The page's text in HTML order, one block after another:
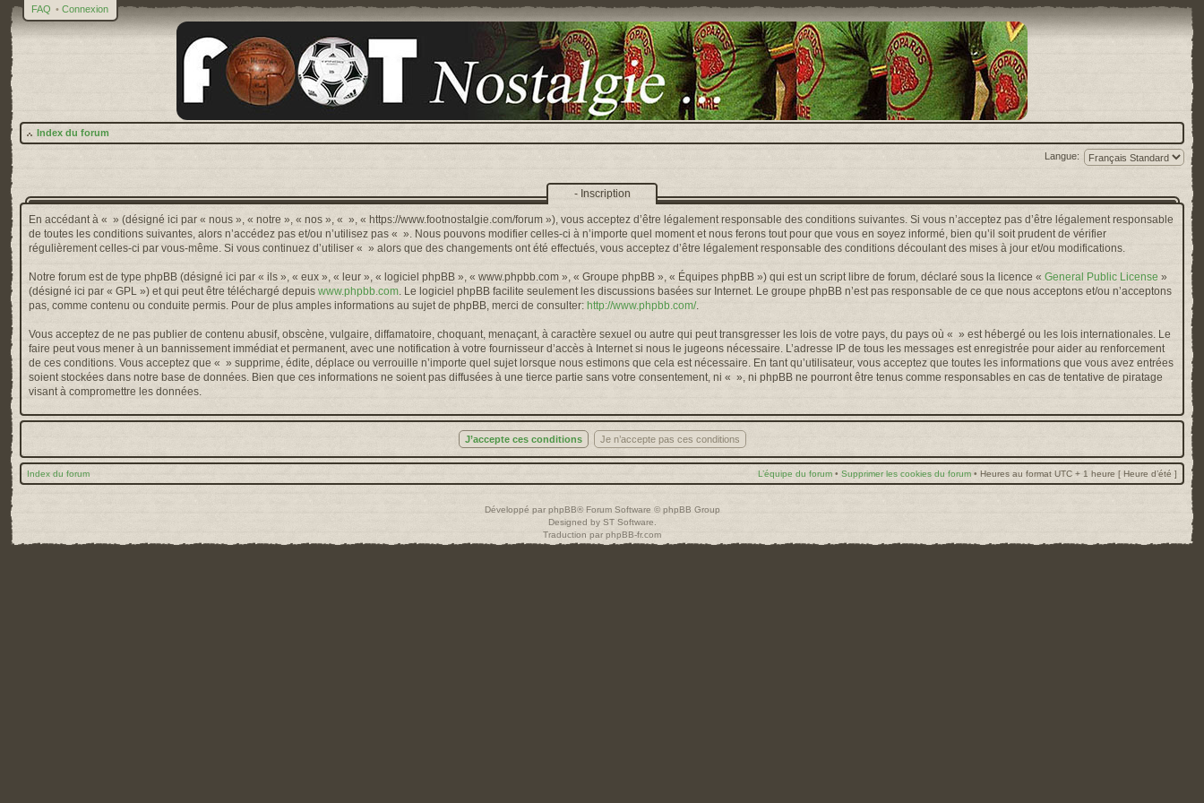
FAQ • Connexion
Index du forum
Langue:
- Inscription
En accédant à « » (désigné ici par « nous », « notre », « nos », « », « https://www.footnostalgie.com/forum »), vous acceptez d’être légalement responsable des conditions suivantes. Si vous n’acceptez pas d’être légalement responsable
de toutes les conditions suivantes, alors n’accédez pas et/ou n’utilisez pas « ». Nous pouvons modifier celles-ci à n’importe quel moment et nous ferons tout pour que vous en soyez informé, bien qu’il soit prudent de vérifier
régulièrement celles-ci par vous-même. Si vous continuez d’utiliser « » alors que des changements ont été effectués, vous acceptez d’être légalement responsable des conditions découlant des mises à jour et/ou modifications.
Notre forum est de type phpBB (désigné ici par « ils », « eux », « leur », « logiciel phpBB », « www.phpbb.com », « Groupe phpBB », « Équipes phpBB ») qui est un script libre de forum, déclaré sous la licence « General Public License »
(désigné ici par « GPL ») et qui peut être téléchargé depuis www.phpbb.com . Le logiciel phpBB facilite seulement les discussions basées sur Internet. Le groupe phpBB n’est pas responsable de ce que nous acceptons et/ou n’acceptons
pas, comme contenu ou conduite permis. Pour de plus amples informations au sujet de phpBB, merci de consulter: http://www.phpbb.com/.
Vous acceptez de ne pas publier de contenu abusif, obscène, vulgaire, diffamatoire, choquant, menaçant, à caractère sexuel ou autre qui peut transgresser les lois de votre pays, du pays où « » est hébergé ou les lois internationales. Le
faire peut vous mener à un bannissement immédiat et permanent, avec une notification à votre fournisseur d’accès à Internet si nous le jugeons nécessaire. L’adresse IP de tous les messages est enregistrée pour aider au renforcement
de ces conditions. Vous acceptez que « » supprime, édite, déplace ou verrouille n’importe quel sujet lorsque nous estimons que cela est nécessaire. En tant qu’utilisateur, vous acceptez que toutes les informations que vous avez entrées
soient stockées dans notre base de données. Bien que ces informations ne soient pas diffusées à une tierce partie sans votre consentement, ni « », ni phpBB ne pourront être tenus comme responsables en cas de tentative de piratage
visant à compromettre les données.
Index du forum L’équipe du forum • Supprimer les cookies du forum • Heures au format UTC + 1 heure [ Heure d’été ]
Développé parphpBB® Forum Software © phpBB Group
Designed by ST Software
Traduction par phpBB-fr.com